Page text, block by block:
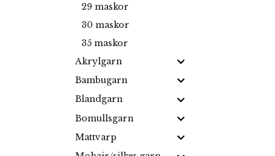
29 maskor
30 maskor
35 maskor
Akrylgarn
Bambugarn
Blandgarn
Bomullsgarn
Mattvarp